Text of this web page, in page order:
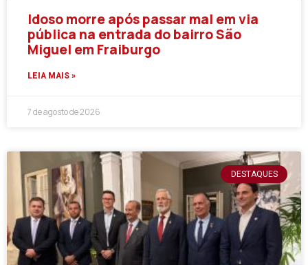
Idoso morre após passar mal em via
pública na entrada do bairro São
Miguel em Fraiburgo
LEIA MAIS »
7 de agosto de 2026
DESTAQUES